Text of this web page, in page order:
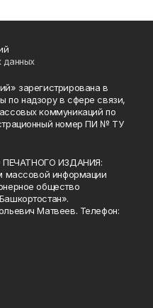
данных
зарегистрирована в
по надзору в сфере связи,
коммуникаций по
номер ПИ № ТУ
ИЗДАНИЯ:
массовой информации
общество
Матвеев. Телефон: